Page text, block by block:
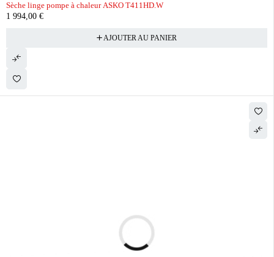
Sèche linge pompe à chaleur ASKO T411HD.W
1 994,00 €
AJOUTER AU PANIER